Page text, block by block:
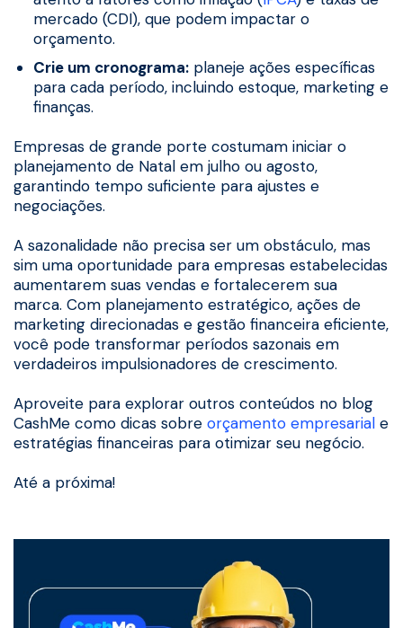
mercado (CDI), que podem impactar o
orçamento.
Crie um cronograma: planeje ações específicas
para cada período, incluindo estoque, marketing e
finanças.
Empresas de grande porte costumam iniciar o
planejamento de Natal em julho ou agosto,
garantindo tempo suficiente para ajustes e
negociações.
A sazonalidade não precisa ser um obstáculo, mas
sim uma oportunidade para empresas estabelecidas
aumentarem suas vendas e fortalecerem sua
marca. Com planejamento estratégico, ações de
marketing direcionadas e gestão financeira eficiente,
você pode transformar períodos sazonais em
verdadeiros impulsionadores de crescimento.
Aproveite para explorar outros conteúdos no blog
CashMe como dicas sobre orçamento empresarial e
estratégias financeiras para otimizar seu negócio.
Até a próxima!